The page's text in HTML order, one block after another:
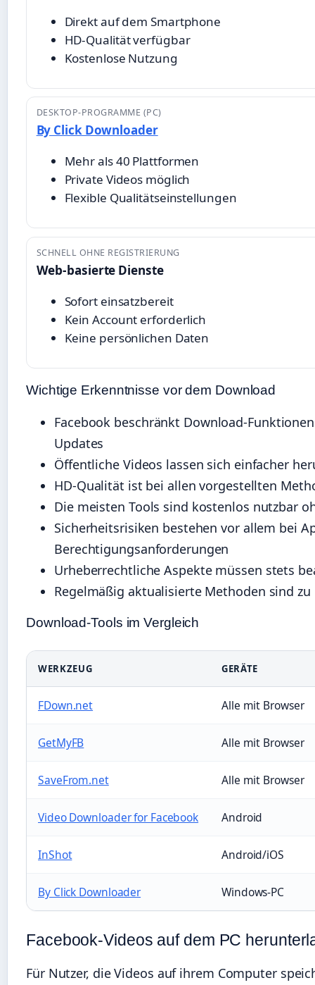
Direkt auf dem Smartphone
HD-Qualität verfügbar
Kostenlose Nutzung
DESKTOP-PROGRAMME (PC)
By Click Downloader
Mehr als 40 Plattformen
Private Videos möglich
Flexible Qualitätseinstellungen
SCHNELL OHNE REGISTRIERUNG
Web-basierte Dienste
Sofort einsatzbereit
Kein Account erforderlich
Keine persönlichen Daten
Wichtige Erkenntnisse vor dem Download
Facebook beschränkt Download-
Updates
Öffentliche Videos lassen sich einfacher
HD-Qualität ist bei allen vorgestellten
Die meisten Tools sind kostenlos nutzbar
Sicherheitsrisiken bestehen vor allem bei
Berechtigungsanforderungen
Urheberrechtliche Aspekte müssen stets
Regelmäßig aktualisierte Methoden sind zu
Download-Tools im Vergleich
WERKZEUG GERÄTE
FDown.net Alle mit Browser
GetMyFB Alle mit Browser
SaveFrom.net Alle mit Browser
Video Downloader for Facebook Android
InShot Android/iOS
By Click Downloader Windows-PC
Facebook-Videos auf dem PC
Für Nutzer, die Videos auf ihrem Computer